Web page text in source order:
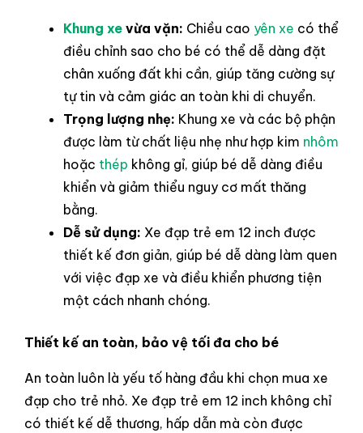
Khung xe vừa vặn: Chiều cao yên xe có thể
điều chỉnh sao cho bé có thể dễ dàng đặt
chân xuống đất khi cần, giúp tăng cường sự
tự tin và cảm giác an toàn khi di chuyển.
Trọng lượng nhẹ: Khung xe và các bộ phận
được làm từ chất liệu nhẹ như hợp kim nhôm
hoặc thép không gỉ, giúp bé dễ dàng điều
khiển và giảm thiểu nguy cơ mất thăng
bằng.
Dễ sử dụng: Xe đạp trẻ em 12 inch được
thiết kế đơn giản, giúp bé dễ dàng làm quen
với việc đạp xe và điều khiển phương tiện
một cách nhanh chóng.
Thiết kế an toàn, bảo vệ tối đa cho bé
An toàn luôn là yếu tố hàng đầu khi chọn mua xe
đạp cho trẻ nhỏ. Xe đạp trẻ em 12 inch không chỉ
có thiết kế dễ thương, hấp dẫn mà còn được